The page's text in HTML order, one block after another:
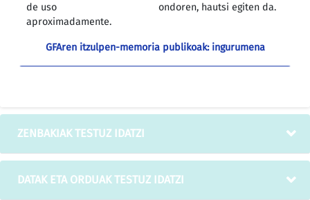
de uso
aproximadamente.
ondoren, hautsi egiten da.
GFAren itzulpen-memoria publikoak: ingurumena
ZENBAKIAK TESTUZ IDATZI
DATAK ETA ORDUAK TESTUZ IDATZI